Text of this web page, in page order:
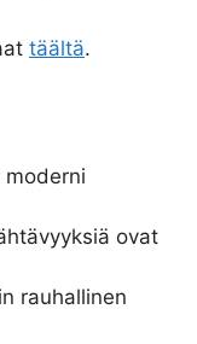
täältä.
moderni
ovat
rauhallinen